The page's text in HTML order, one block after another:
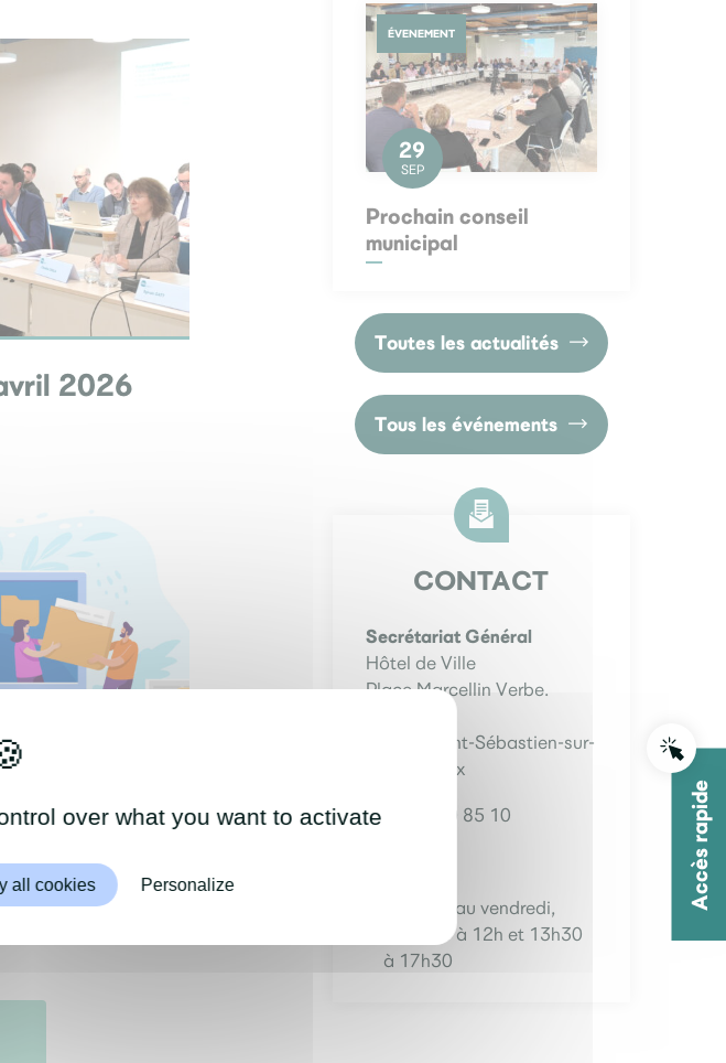
Accès rapide
2026
ÉVENEMENT
29
SEP
Prochain conseil
municipal
Toutes les actualités
Tous les événements
CONTACT
Secrétariat Général
Hôtel de Ville
Place Marcellin Verbe.
44233 Saint-Sébastien-sur-
Loire Cedex
02 40 80 85 10
Du lundi au vendredi,
de 8h30 à 12h et 13h30
à 17h30
over what you want to activate
all cookies Personalize